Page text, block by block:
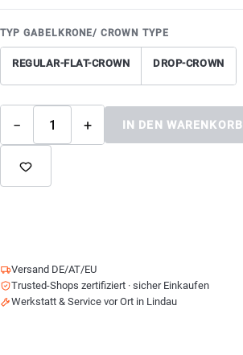
TYP GABELKRONE/ CROWN TYPE
REGULAR-FLAT-CROWN DROP-CROWN
− + IN DEN WARENKORB
Versand DE/AT/EU
Trusted-Shops zertifiziert · sicher Einkaufen
Werkstatt & Service vor Ort in Lindau